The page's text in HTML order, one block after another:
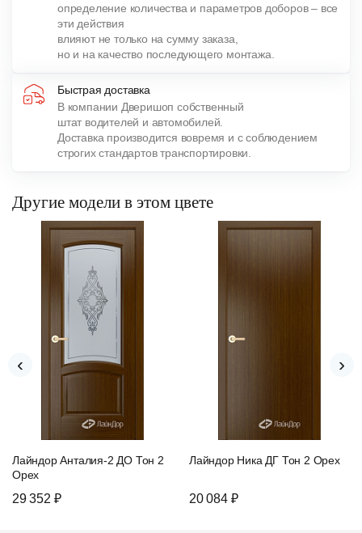
определение количества и параметров доборов – все
эти действия
влияют не только на сумму заказа,
но и на качество последующего монтажа.
Быстрая доставка
В компании Дверишоп собственный
штат водителей и автомобилей.
Доставка производится вовремя и с соблюдением
строгих стандартов транспортировки.
Другие модели в этом цвете
Лайндор Анталия-2 ДО Тон 2
Орех
29 352 ₽
Лайндор Ника ДГ Тон 2 Орех
20 084 ₽
‹ ›